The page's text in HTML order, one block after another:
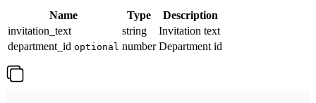
Name Type
Description
invitation_text
string
Invitation text
department_id optional number Department id